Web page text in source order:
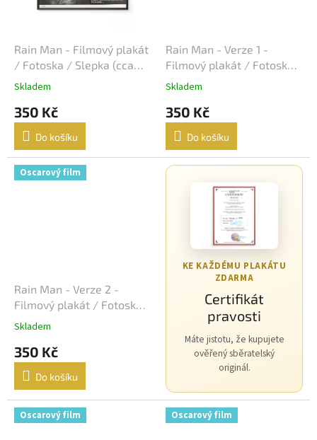
Juraj Herz 27
Ridley Scott 26
James Cameron
Woody Allen
Michael Bay 24
David Fincher
František Vláčil 20
Dušan Klein
Joel Schumacher
Chris Columbus
Vít Olmer 18
Rain Man - Filmový plakát
/ Fotoska / Slepka (cca
A4)
Skladem
350 Kč
Do košíku
Rain Man - Verze 1 -
Filmový plakát / Fotoska /
Slepka (cca A4)
Skladem
350 Kč
Do košíku
Oscarový film
Rain Man - Verze 2 -
Filmový plakát / Fotoska /
Slepka (cca A4)
Skladem
350 Kč
Do košíku
KE KAŽDÉMU PLAKÁTU
ZDARMA
Certifikát
pravosti
Máte jistotu, že kupujete
ověřený sběratelský
originál.
Oscarový film Oscarový film